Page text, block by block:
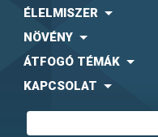
ÉLELMISZER
NÖVÉNY
ÁTFOGÓ TÉMÁK
KAPCSOLAT